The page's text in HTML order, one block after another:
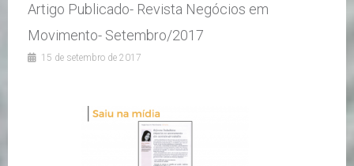
Artigo Publicado- Revista Negócios em
Movimento- Setembro/2017
15 de setembro de 2017